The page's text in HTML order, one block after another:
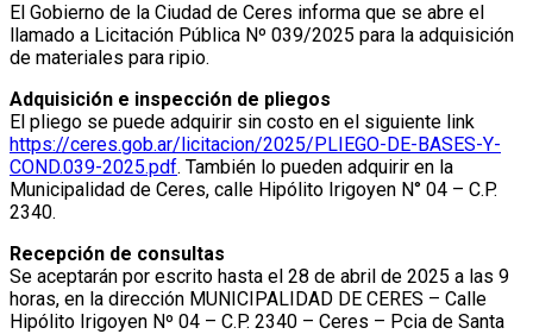
El Gobierno de la Ciudad de Ceres informa que se abre el
llamado a Licitación Pública Nº 039/⁠2025 para la adquisición
de materiales para ripio.
Adquisición e inspección de pliegos
El pliego se puede adquirir sin costo en el siguiente link
https://ceres.gob.ar/licitacion/2025/PLIEGO-DE-BASES-Y-
COND.039-2025.pdf. También lo pueden adquirir en la
Municipalidad de Ceres, calle Hipólito Irigoyen N° 04 – C.P.
2340.
Recepción de consultas
Se aceptarán por escrito hasta el 28 de abril de 2025 a las 9
horas, en la dirección MUNICIPALIDAD DE CERES – Calle
Hipólito Irigoyen Nº 04 – C.P. 2340 – Ceres – Pcia de Santa